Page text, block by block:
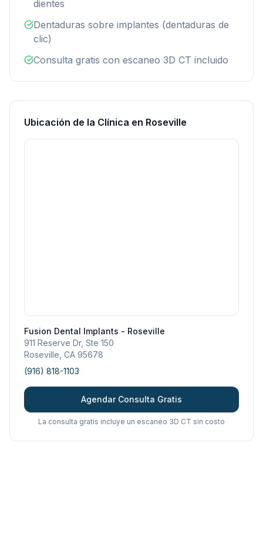
dientes
Dentaduras sobre implantes (dentaduras de
clic)
Consulta gratis con escaneo 3D CT incluido
Ubicación de la Clínica en Roseville
Fusion Dental Implants - Roseville
911 Reserve Dr, Ste 150
Roseville CA 95678
(916) 818-1103
Agendar Consulta Gratis
La consulta gratis incluye un escaneo 3D CT sin costo